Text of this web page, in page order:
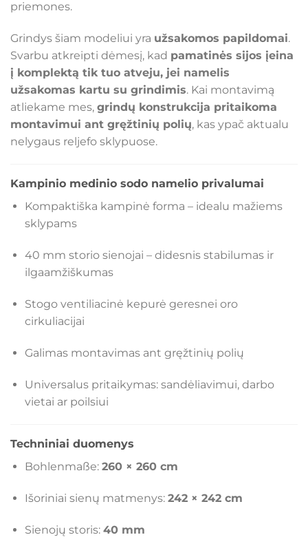
priemones.
Grindys šiam modeliui yra užsakomos papildomai.
Svarbu atkreipti dėmesį, kad pamatinės sijos įeina
į komplektą tik tuo atveju, jei namelis
užsakomas kartu su grindimis. Kai montavimą
atliekame mes, grindų konstrukcija pritaikoma
montavimui ant gręžtinių polių, kas ypač aktualu
nelygaus reljefo sklypuose.
Kampinio medinio sodo namelio privalumai
Kompaktiška kampinė forma – idealu mažiems
sklypams
40 mm storio sienojai – didesnis stabilumas ir
ilgaamžiškumas
Stogo ventiliacinė kepurė geresnei oro
cirkuliacijai
Galimas montavimas ant gręžtinių polių
Universalus pritaikymas: sandėliavimui, darbo
vietai ar poilsiui
Techniniai duomenys
Bohlenmaße: 260 × 260 cm
Išoriniai sienų matmenys: 242 × 242 cm
Sienojų storis: 40 mm